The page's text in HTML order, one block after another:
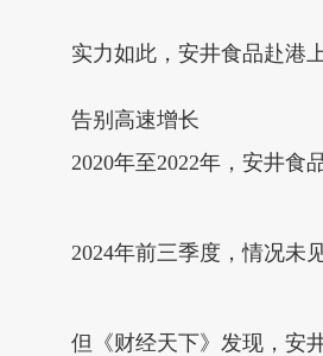
实力如此，安井食品赴港
告别高速增长
2020年至2022年，安井食
2024年前三季度，情况未
但《财经天下》发现，安